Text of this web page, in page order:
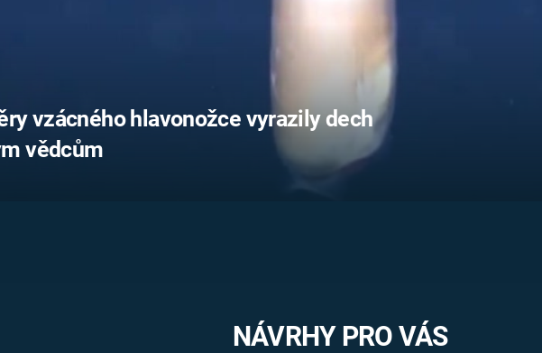
vzácného hlavonožce vyrazily dech
vědcům
NÁVRHY PRO VÁS